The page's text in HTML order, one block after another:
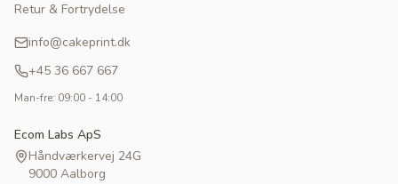
Retur & Fortrydelse
info@cakeprint.dk
+45 36 667 667
Man-fre: 09:00 - 14:00
Ecom Labs ApS
Håndværkervej 24G
9000 Aalborg